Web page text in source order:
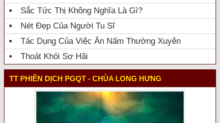
Sắc Tức Thị Không Nghĩa Là Gì?
Nét Đẹp Của Người Tu Sĩ
Tác Dụng Của Việc Ăn Nấm Thường Xuyên
Thoát Khỏi Sợ Hãi
TT PHIÊN DỊCH PGQT - CHÙA LONG HƯNG